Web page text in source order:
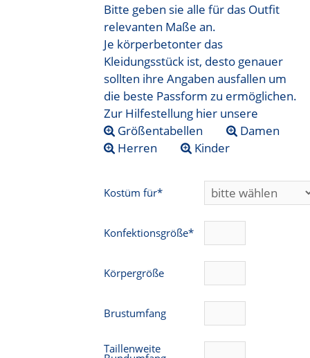
Bitte geben sie alle für das Outfit
relevanten Maße an.
Je körperbetonter das
Kleidungsstück ist, desto genauer
sollten ihre Angaben ausfallen um
die beste Passform zu ermöglichen.
Zur Hilfestellung hier unsere
Größentabellen
Damen
Herren
Kinder
Kostüm für*
Konfektionsgröße*
Körpergröße
Brustumfang
Taillenweite